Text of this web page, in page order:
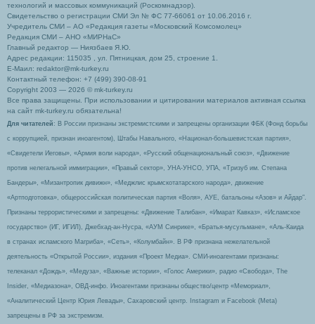
технологий и массовых коммуникаций (Роскомнадзор).
Свидетельство о регистрации СМИ Эл № ФС 77-66061 от 10.06.2016 г.
Учредитель СМИ – АО «Редакция газеты «Московский Комсомолец»
Редакция СМИ – АНО «МИРНаС»
Главный редактор — Ниязбаев Я.Ю.
Адрес редакции: 115035 , ул. Пятницкая, дом 25, строение 1.
Е-Маил: redaktor@mk-turkey.ru
Контактный телефон: +7 (499) 390-08-91
Copyright 2003 — 2026 © mk-turkey.ru
Все права защищены. При использовании и цитировании материалов активная ссылка
на сайт mk-turkey.ru обязательна!
Для читателей : В России признаны экстремистскими и запрещены организации ФБК (Фонд борьбы
с коррупцией, признан иноагентом), Штабы Навального, «Национал-большевистская партия»,
«Свидетели Иеговы», «Армия воли народа», «Русский общенациональный союз», «Движение
против нелегальной иммиграции», «Правый сектор», УНА-УНСО, УПА, «Тризуб им. Степана
Бандеры», «Мизантропик дивижн», «Меджлис крымскотатарского народа», движение
«Артподготовка», общероссийская политическая партия «Воля», АУЕ, батальоны «Азов» и Айдар″.
Признаны террористическими и запрещены: «Движение Талибан», «Имарат Кавказ», «Исламское
государство» (ИГ, ИГИЛ), Джебхад-ан-Нусра, «АУМ Синрике», «Братья-мусульмане», «Аль-Каида
в странах исламского Магриба», «Сеть», «Колумбайн». В РФ признана нежелательной
деятельность «Открытой России», издания «Проект Медиа». СМИ-иноагентами признаны:
телеканал «Дождь», «Медуза», «Важные истории», «Голос Америки», радио «Свобода», The
Insider, «Медиазона», ОВД-инфо. Иноагентами признаны общество/центр «Мемориал»,
«Аналитический Центр Юрия Левады», Сахаровский центр. Instagram и Facebook (Metа)
запрещены в РФ за экстремизм.